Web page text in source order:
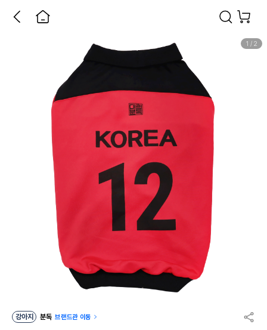
1 / 2
강아지 분독 브랜드관 이동